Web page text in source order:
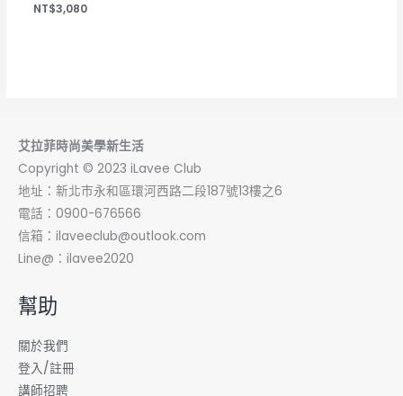
NT$3,080
艾拉菲時尚美學新生活
Copyright © 2023 iLavee Club
地址：新北巿永和區環河西路二段187號13樓之6
電話：0900-676566
信箱： ilaveeclub@outlook.com
Line@：ilavee2020
幫助
關於我們
登入/註冊
講師招聘